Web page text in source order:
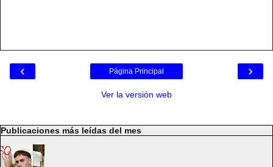
‹ ›
Página Principal
Ver la versión web
Publicaciones más leídas del mes